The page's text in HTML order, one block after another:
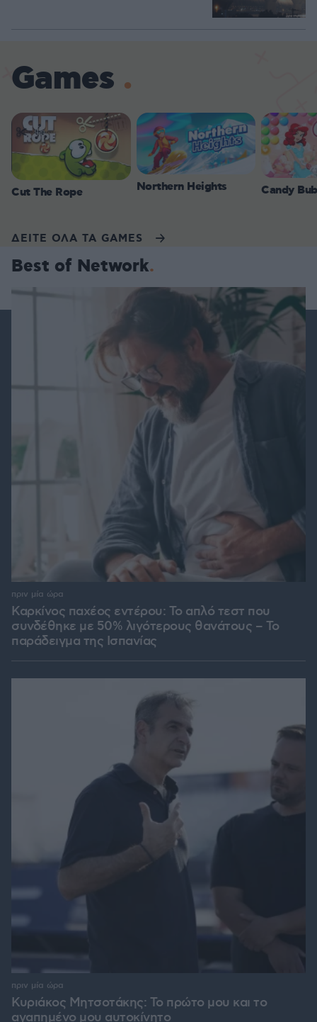
Games
Cut The Rope Northern Heights Candy
ΔΕΙΤΕ ΟΛΑ ΤΑ GAMES
Best of Network
Καρκίνος παχέος εντέρου: Το απλό τεστ που
συνδέθηκε με 50% λιγότερους θανάτους – Το
παράδειγμα της Ισπανίας
πριν μία ώρα
Κυριάκος Μητσοτάκης: Το πρώτο μου και το
αγαπημένο μου αυτοκίνητο
πριν μία ώρα